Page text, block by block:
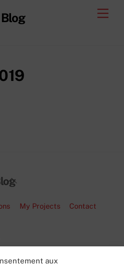
aux
Back
TopMy Projects
Contact